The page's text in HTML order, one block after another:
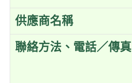
供應商名稱
聯絡方法、電話／傳真